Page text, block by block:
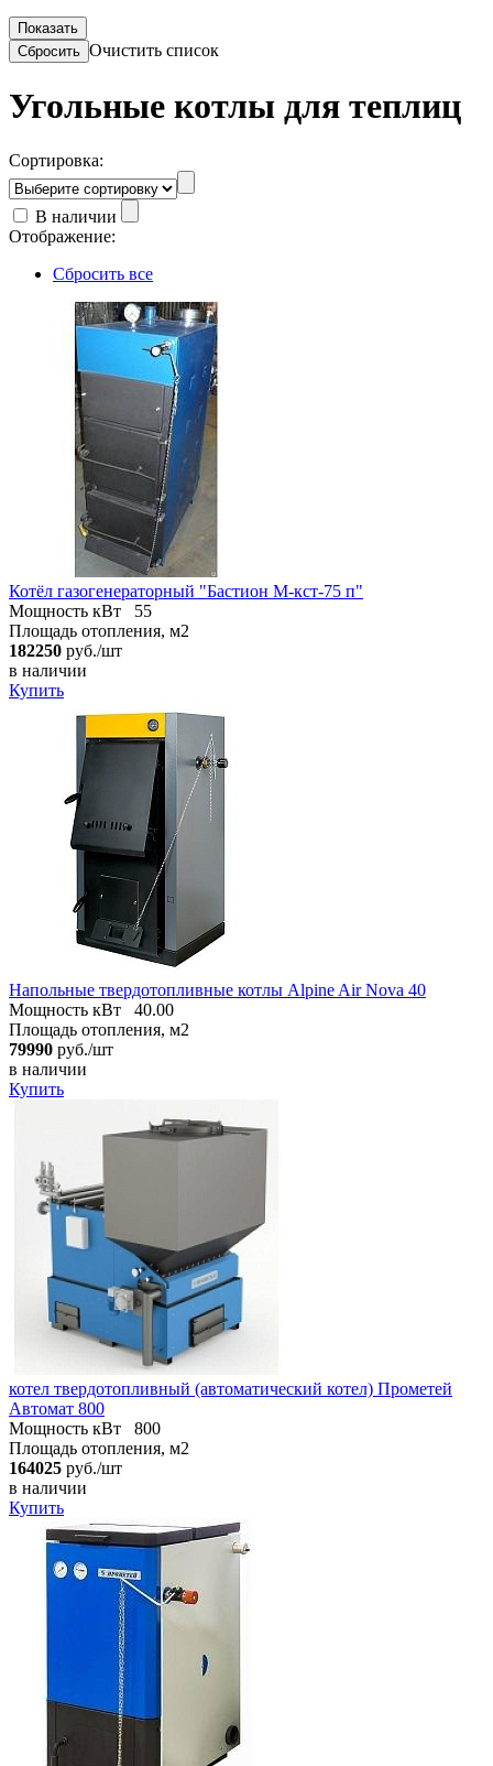
Очистить список
Угольные котлы для теплиц
Сортировка:
В наличии
Отображение:
Сбросить все
Котёл газогенераторный "Бастион М-кст-75 п"
Мощность кВт
55
Площадь отопления, м2
182250 руб./шт
в наличии
Купить
Напольные твердотопливные котлы Alpine Air Nova 40
Мощность кВт
40.00
Площадь отопления, м2
79990 руб./шт
в наличии
Купить
котел твердотопливный (автоматический котел) Прометей
Автомат 800
Мощность кВт
800
Площадь отопления, м2
164025 руб./шт
в наличии
Купить